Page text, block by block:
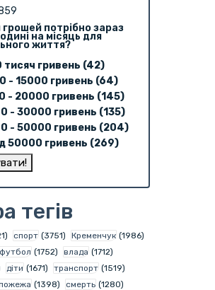
грошей потрібно зараз
на місяць для
життя?
тисяч гривень (42)
- 15000 гривень (64)
- 20000 гривень (145)
- 30000 гривень (135)
- 50000 гривень (204)
50000 гривень (269)
тегів
спорт (3751) Кременчук (1986)
футбол (1752) влада (1712)
діти (1671) транспорт (1519)
(1398) смерть (1280)